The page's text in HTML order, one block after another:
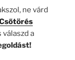
ne várd
válaszd a